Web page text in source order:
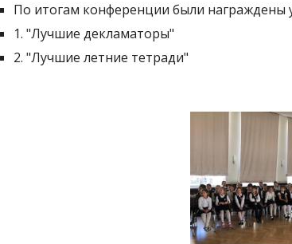
По итогам конференции были
1. "Лучшие декламаторы"
2. "Лучшие летние тетради"